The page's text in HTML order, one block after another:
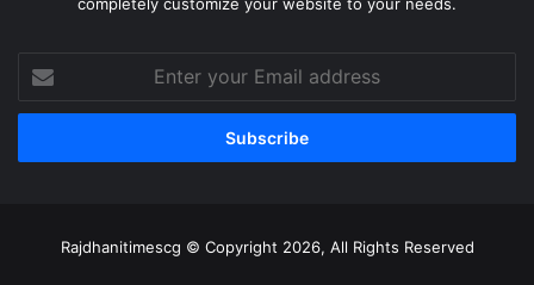
completely customize your website to your needs.
your
Email
Rajdhanitimescg © Copyright 2026, All Rights Reserved